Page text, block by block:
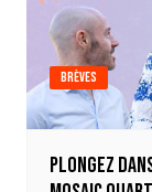
Brèves
Plongez